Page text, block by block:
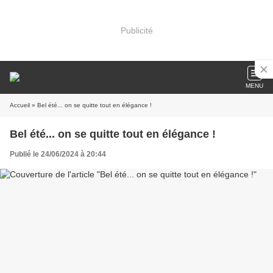
Publicité
MENU
Accueil » Bel été... on se quitte tout en élégance !
Bel été... on se quitte tout en élégance !
Publié le 24/06/2024 à 20:44